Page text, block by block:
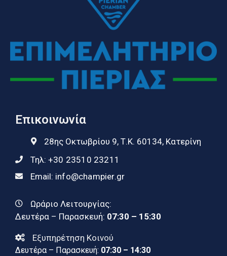
Επικοινωνία
28ης Οκτωβρίου 9, Τ.Κ. 60134, Κατερίνη
Τηλ: +30 23510 23211
Email: info@champier.gr
Ωράριο Λειτουργίας:
Δευτέρα – Παρασκευή: 07:30 – 15:30
Εξυπηρέτηση Κοινού
Δευτέρα – Παρασκευή: 07:30 – 14:30